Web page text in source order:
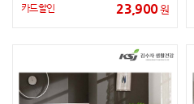
카드할인 23,900원